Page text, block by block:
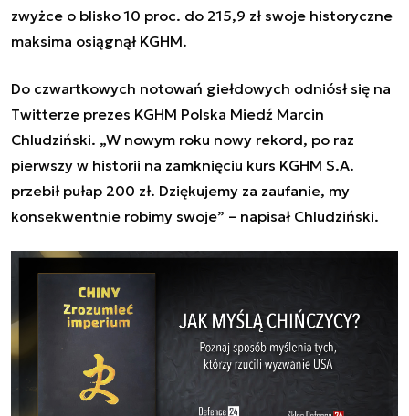
zwyżce o blisko 10 proc. do 215,9 zł swoje historyczne
maksima osiągnął KGHM.
Do czwartkowych notowań giełdowych odniósł się na
Twitterze prezes KGHM Polska Miedź Marcin
Chludziński. „W nowym roku nowy rekord, po raz
pierwszy w historii na zamknięciu kurs KGHM S.A.
przebił pułap 200 zł. Dziękujemy za zaufanie, my
konsekwentnie robimy swoje” – napisał Chludziński.